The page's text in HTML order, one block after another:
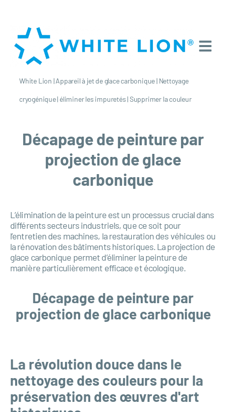
White Lion |Appareil à jet de glace carbonique| Nettoyage
cryogénique| éliminer les impuretés|Supprimer la couleur
Décapage de peinture par
projection de glace
carbonique
L’élimination de la peinture est un processus crucial dans
différents secteurs industriels, que ce soit pour
l’entretien des machines, la restauration des véhicules ou
la rénovation des bâtiments historiques. La projection de
glace carbonique permet d’éliminer la peinture de
manière particulièrement efficace et écologique.
Décapage de peinture par
projection de glace carbonique
La révolution douce dans le
nettoyage des couleurs pour la
préservation des œuvres d'art